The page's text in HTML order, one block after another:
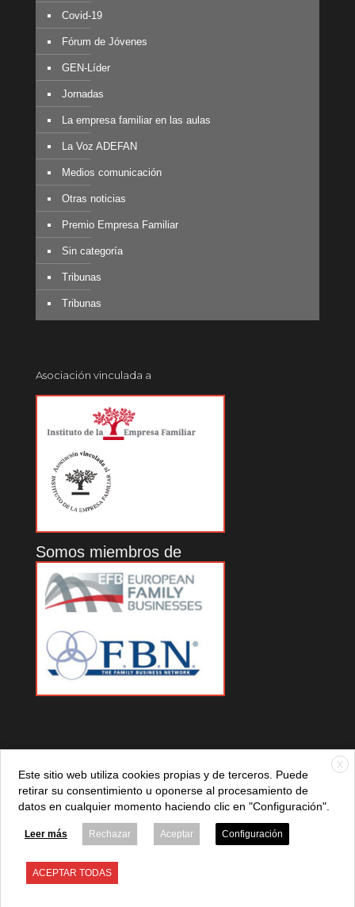
Covid-19
Fórum de Jóvenes
GEN-Líder
Jornadas
La empresa familiar en las aulas
La Voz ADEFAN
Medios comunicación
Otras noticias
Premio Empresa Familiar
Sin categoría
Tribunas
Tribunas
Asociación vinculada a
Somos miembros de
© 2021 ADEFAN. Todos los derechos reservados. 621 236
881 |Política de privacidad|Aviso legal |Política de cookies
X
Este sitio web utiliza cookies propias y de terceros. Puede
retirar su consentimiento u oponerse al procesamiento de
datos en cualquier momento haciendo clic en "Configuración".
Leer más Rechazar Aceptar Configuración
ACEPTAR TODAS